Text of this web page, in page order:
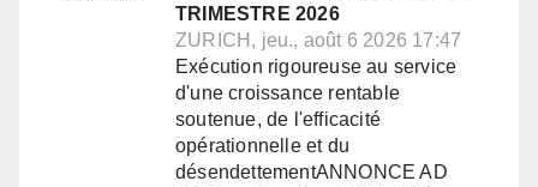
TRIMESTRE 2026
ZURICH, jeu., août 6 2026 17:47
Exécution rigoureuse au service
d'une croissance rentable
soutenue, de l'efficacité
opérationnelle et du
désendettementANNONCE AD